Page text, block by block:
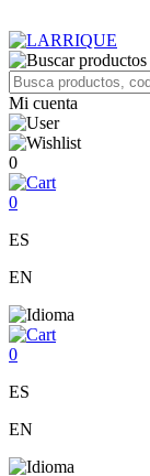
Mi cuenta
0
0
ES
EN
0
ES
EN